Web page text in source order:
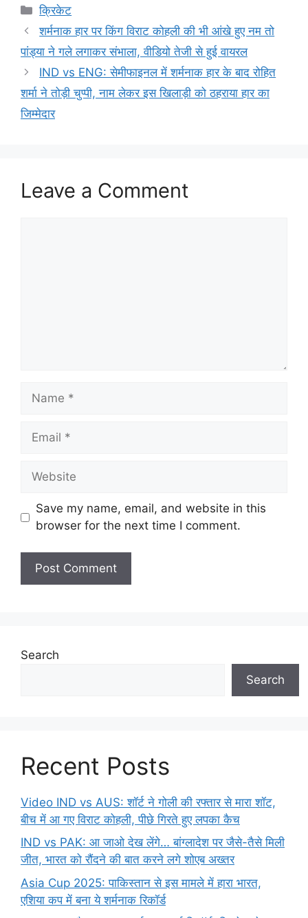
Categories
क्रिकेट
शर्मनाक हार पर किंग विराट कोहली की भी आंखे हुए नम तो
पांड्या ने गले लगाकर संभाला, वीडियो तेजी से हुई वायरल
IND vs ENG: सेमीफाइनल में शर्मनाक हार के बाद रोहित
शर्मा ने तोड़ी चुप्पी, नाम लेकर इस खिलाड़ी को ठहराया हार का
जिम्मेदार
Leave a Comment
Name
Email
Website
Save my name, email, and website in this
browser for the next time I comment.
Search
Search
Recent Posts
Video IND vs AUS: शॉर्ट ने गोली की रफ्तार से मारा शॉट,
बीच में आ गए विराट कोहली, पीछे गिरते हुए लपका कैच
IND vs PAK: आ जाओ देख लेंगे… बांग्लादेश पर जैसे-तैसे मिली
जीत, भारत को रौंदने की बात करने लगे शोएब अख्तर
Asia Cup 2025: पाकिस्तान से इस मामले में हारा भारत,
एशिया कप में बना ये शर्मनाक रिकॉर्ड